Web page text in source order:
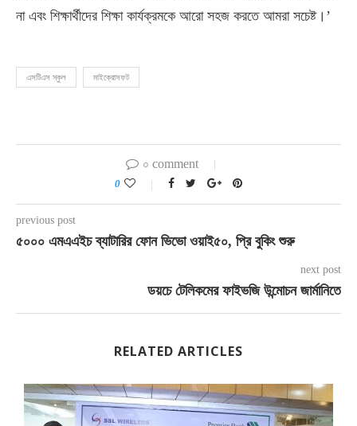
না এবং শিক্ষার্থীদের শিক্ষা কার্যক্রমকে আরো সহজ করতে আমরা সচেষ্ট।’
এসটিএস স্কুল মাইক্রোসফট
০ comment
0
previous post
৫০০০ এমএএইচ ব্যাটারির ফোন ভিভো ওয়াই৫০, প্রি বুকিং শুরু
next post
ডয়চে টেলিকমের ফাইভজি উন্মোচন জার্মানিতে
RELATED ARTICLES